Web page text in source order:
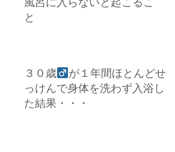
風呂に入らないと起こるこ
と
３０歳
が１年間ほとんどせ
っけんで身体を洗わず入浴し
た結果・・・